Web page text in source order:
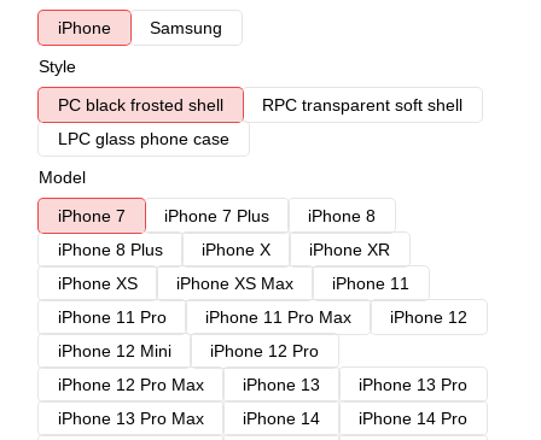
iPhone
Samsung
Style
PC black frosted shell
RPC transparent soft shell
LPC glass phone case
Model
iPhone 7
iPhone 7 Plus
iPhone 8
iPhone 8 Plus
iPhone X
iPhone XR
iPhone XS
iPhone XS Max
iPhone 11
iPhone 11 Pro
iPhone 11 Pro Max
iPhone 12
iPhone 12 Mini
iPhone 12 Pro
iPhone 12 Pro Max
iPhone 13
iPhone 13 Pro
iPhone 13 Pro Max
iPhone 14
iPhone 14 Pro